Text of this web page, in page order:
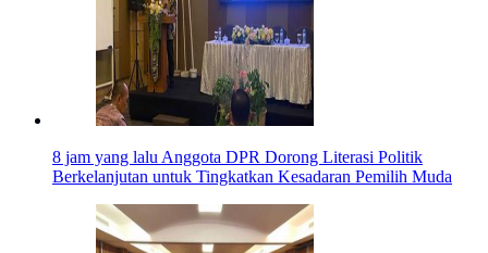
8 jam yang lalu Anggota DPR Dorong Literasi Politik
Berkelanjutan untuk Tingkatkan Kesadaran Pemilih Muda